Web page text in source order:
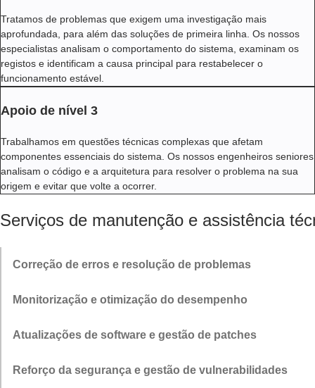
Tratamos de problemas que exigem uma investigação mais
aprofundada, para além das soluções de primeira linha. Os nossos
especialistas analisam o comportamento do sistema, examinam os
registos e identificam a causa principal para restabelecer o
funcionamento estável.
Apoio de nível 3
Trabalhamos em questões técnicas complexas que afetam
componentes essenciais do sistema. Os nossos engenheiros seniores
analisam o código e a arquitetura para resolver o problema na sua
origem e evitar que volte a ocorrer.
Serviços de manutenção e assistência
Correção de erros e resolução de problemas
Investigamos os problemas comunicados, reproduzimo-los sempre
efeitos secundários e garantir que os mesmos problemas não
Monitorização e otimização do desempenho
A nossa equipa monitoriza continuamente o estado do sistema, os
infraestrutura, as consultas ou os percursos de código para manter
Atualizações de software e gestão de patches
No âmbito dos nossos serviços de manutenção de software,
Reforço da segurança e gestão de vulnerabilidades